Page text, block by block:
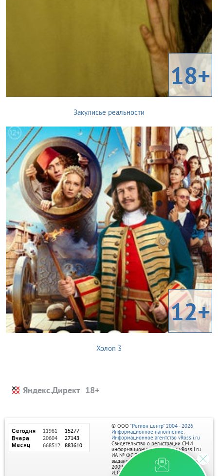
18+
Закулисье реальности
12+
Холоп 3
Яндекс.Директ
© ООО "Регион центр" 2004 - 2026
Информационное наполнение:
Информационное агентство vRossii.ru
Свидетельство о регистрации СМИ
информационного агентства vRossii.ru
ИА № ФС 77‑35502
выдано РОСКОМНАДЗОРом 04 марта
2009г.
И. О. Главного редактора Нарыков А. Н.